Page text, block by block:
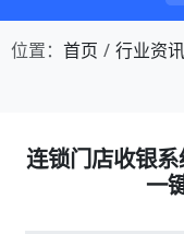
位置： 首页 行业资讯
连锁门店收银系
一